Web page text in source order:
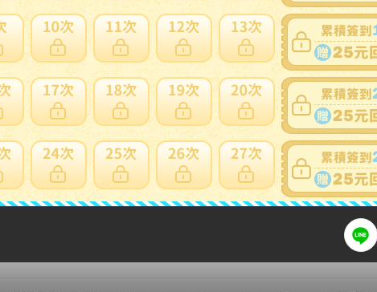
Newseego 座布団 椅子 クッション 綿100% 厚め 紐付き ふわふわ 綿麻 フ
ロアクッション 床用 チェアクッション シートクッション ざぶとん お尻が
痛くならない おしゃれ 40x40x4.5cm 座り心地いい
賣家： shop-and-und
すみっコぐらし Hug me ハグミー クッション しろくま すみっコぐらし 抱
き枕 しろくま 約30x40cm ハグミー ぬいぐるみ クッション キャラクター
グッズ サンエックス(代引不可)【送料無料】